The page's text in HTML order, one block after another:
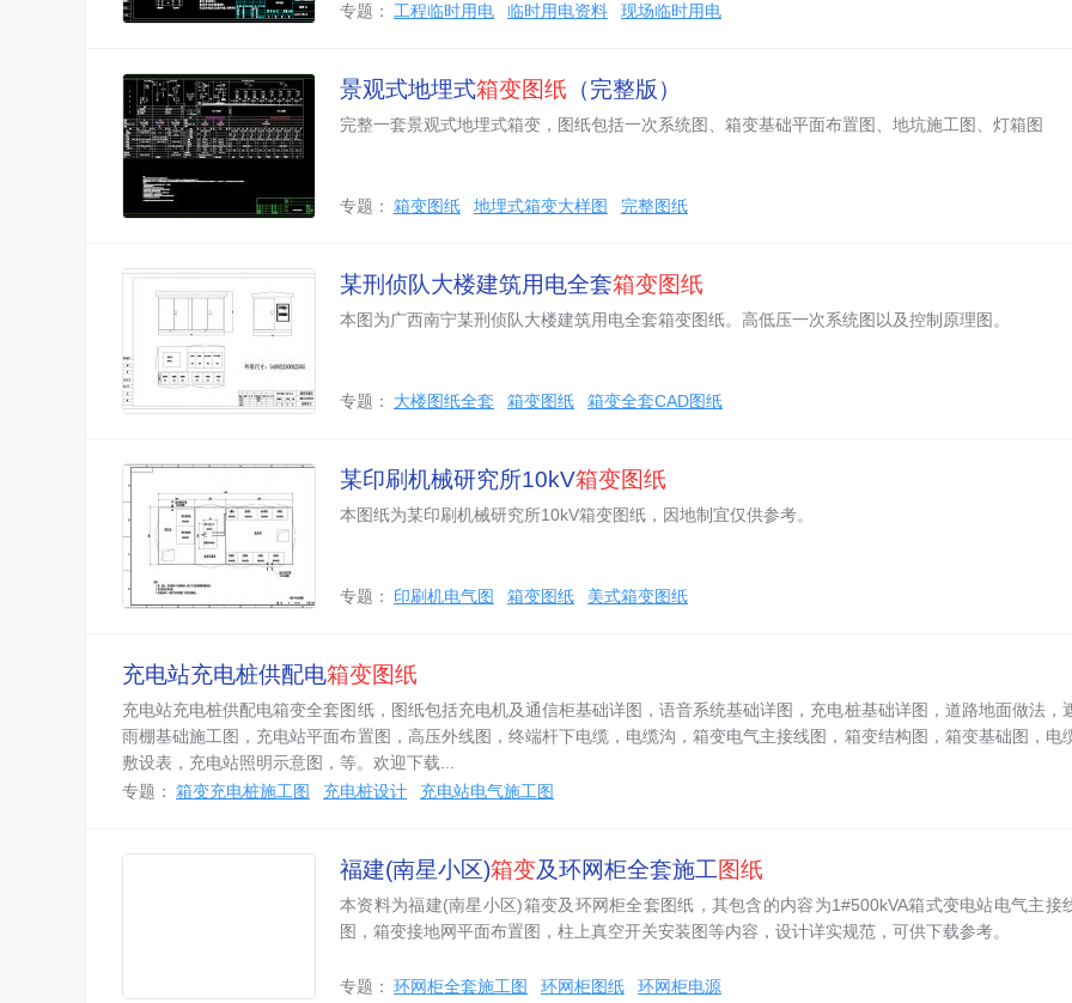
专题： 工程临时用电 临时用电资料 现场临时用电
景观式地埋式箱变图纸 （完整版）
完整一套景观式地埋式箱变，图纸包括一次系统图、箱变基础平面布置图、地坑施工图、灯箱图
专题： 箱变图纸 地埋式箱变大样图 完整图纸
某刑侦队大楼建筑用电全套箱变图纸
本图为广西南宁某刑侦队大楼建筑用电全套箱变图纸。高低压一次系统图以及控制原理图。
专题： 大楼图纸全套 箱变图纸 箱变全套CAD图纸
某印刷机械研究所10kV箱变图纸
本图纸为某印刷机械研究所10kV箱变图纸，因地制宜仅供参考。
专题： 印刷机电气图 箱变图纸 美式箱变图纸
充电站充电桩供配电箱变图纸
充电站充电桩供配电箱变全套图纸，图纸包括充电机及通信柜基础详图，语音系统基础详图，充电桩基础详图，道路地面做法，
雨棚基础施工图，充电站平面布置图，高压外线图，终端杆下电缆，电缆沟，箱变电气主接线图，箱变结构图，箱变基础图，电
敷设表，充电站照明示意图，等。欢迎下载...
专题： 箱变充电桩施工图 充电桩设计 充电站电气施工图
福建(南星小区)箱变及环网柜全套施工 图纸
本资料为福建(南星小区)箱变及环网柜全套图纸，其包含的内容为1#500kVA箱式变电站电气主接
图，箱变接地网平面布置图，柱上真空开关安装图等内容，设计详实规范，可供下载参考。
专题： 环网柜全套施工图 环网柜图纸 环网柜电源